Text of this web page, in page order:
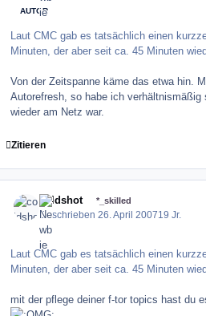
AUTOR
Laut CMC gab es tatsächlich einen
Minuten, der aber seit ca. 45 Minuten
Von der Zeitspanne käme das etwa hin.
Autorefresh, so habe ich
wieder am Netz war.
Zitieren
coldshot *_skilled
Geschrieben26. April 200719 Jr.
Laut CMC gab es tatsächlich einen
Minuten, der aber seit ca. 45 Minuten
mit der pflege deiner f-tor topics hast du